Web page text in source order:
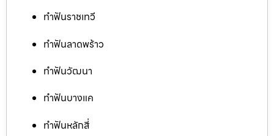
ทำฟันราชเทวี
ทำฟันลาดพร้าว
ทำฟันวัฒนา
ทำฟันบางแค
ทำฟันหลักสี่